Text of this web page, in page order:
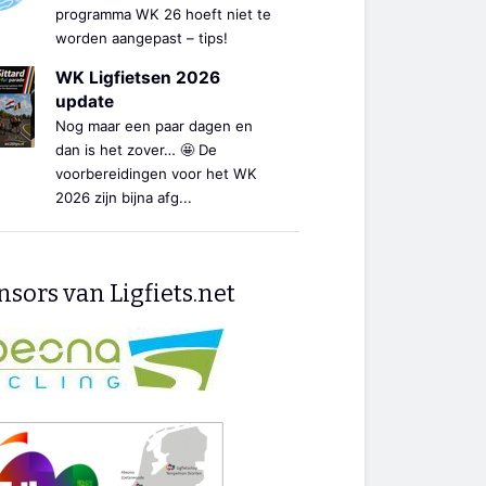
programma WK 26 hoeft niet te
worden aangepast – tips!
WK Ligfietsen 2026
update
Nog maar een paar dagen en
dan is het zover… 🤩 De
voorbereidingen voor het WK
2026 zijn bijna afg...
van Ligfiets.net